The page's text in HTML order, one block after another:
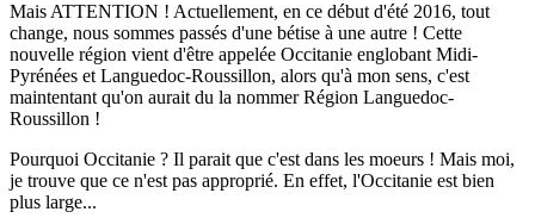
Mais ATTENTION ! Actuellement, en ce début d'été 2016, tout
change, nous sommes passés d'une bétise à une autre ! Cette
nouvelle région vient d'être appelée Occitanie englobant Midi-
Pyrénées et Languedoc-Roussillon, alors qu'à mon sens, c'est
maintentant qu'on aurait du la nommer Région Languedoc-
Roussillon !
Pourquoi Occitanie ? Il parait que c'est dans les moeurs ! Mais moi,
je trouve que ce n'est pas approprié. En effet, l'Occitanie est bien
plus large...